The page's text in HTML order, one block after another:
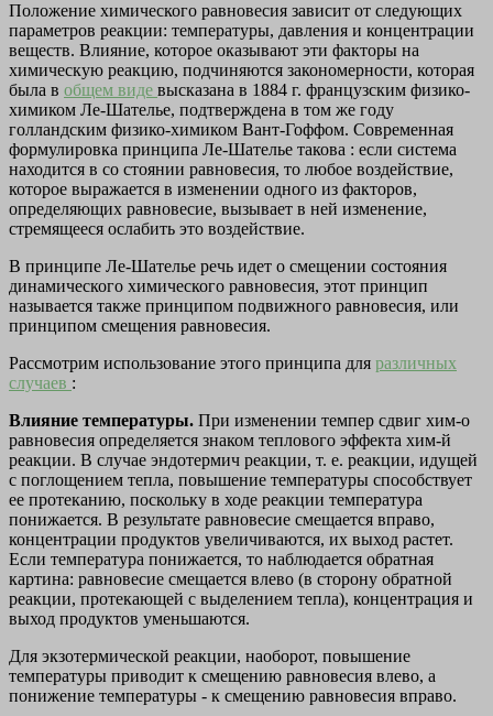
Положение химического равновесия зависит от следующих
параметров реакции: температуры, давления и концентрации
веществ. Влияние, которое оказывают эти факторы на
химическую реакцию, подчиняются закономерности, которая
была в общем виде высказана в 1884 г. французским физико-
химиком Ле-Шателье, подтверждена в том же году
голландским физико-химиком Вант-Гоффом. Современная
формулировка принципа Ле-Шателье такова : если система
находится в со стоянии равновесия, то любое воздействие,
которое выражается в изменении одного из факторов,
определяющих равновесие, вызывает в ней изменение,
стремящееся ослабить это воздействие.
В принципе Ле-Шателье речь идет о смещении состояния
динамического химического равновесия, этот принцип
называется также принципом подвижного равновесия, или
принципом смещения равновесия.
Рассмотрим использование этого принципа для различных
случаев :
Влияние температуры. При изменении темпер сдвиг хим-о
равновесия определяется знаком теплового эффекта хим-й
реакции. В случае эндотермич реакции, т. е. реакции, идущей
с поглощением тепла, повышение температуры способствует
ее протеканию, поскольку в ходе реакции температура
понижается. В результате равновесие смещается вправо,
концентрации продуктов увеличиваются, их выход растет.
Если температура понижается, то наблюдается обратная
картина: равновесие смещается влево (в сторону обратной
реакции, протекающей с выделением тепла), концентрация и
выход продуктов уменьшаются.
Для экзотермической реакции, наоборот, повышение
температуры приводит к смещению равновесия влево, а
понижение температуры - к смещению равновесия вправо.